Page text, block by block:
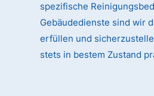
spezifische
Gebäudedienste sind wir
erfüllen und
stets in bestem Zustand